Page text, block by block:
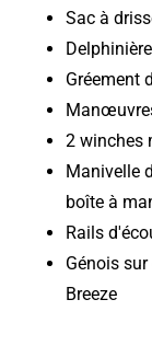
Sac à
Gréement
2 winches
Manivelle
boîte à
Rails
Génois
Breeze